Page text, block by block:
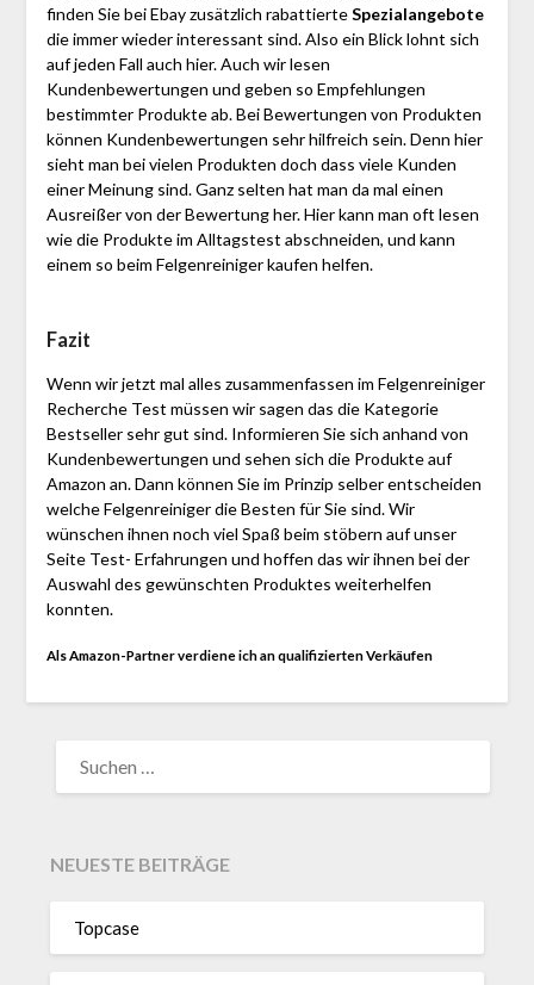
finden Sie bei Ebay zusätzlich rabattierteSpezialangebote
die immer wieder interessant sind. Also ein Blick lohnt sich
auf jeden Fall auch hier. Auch wir lesen
Kundenbewertungen und geben so Empfehlungen
bestimmter Produkte ab. Bei Bewertungen von Produkten
können Kundenbewertungen sehr hilfreich sein. Denn hier
sieht man bei vielen Produkten doch dass viele Kunden
einer Meinung sind. Ganz selten hat man da mal einen
Ausreißer von der Bewertung her. Hier kann man oft lesen
wie die Produkte im Alltagstest abschneiden, und kann
einem so beim Felgenreiniger kaufen helfen.
Fazit
Wenn wir jetzt mal alles zusammenfassen im Felgenreiniger
Recherche Test müssen wir sagen das die Kategorie
Bestseller sehr gut sind. Informieren Sie sich anhand von
Kundenbewertungen und sehen sich die Produkte auf
Amazon an. Dann können Sie im Prinzip selber entscheiden
welche Felgenreiniger die Besten für Sie sind. Wir
wünschen ihnen noch viel Spaß beim stöbern auf unser
Seite Test- Erfahrungen und hoffen das wir ihnen bei der
Auswahl des gewünschten Produktes weiterhelfen
konnten.
Als Amazon-Partner verdiene ich an qualifizierten Verkäufen
NACH:
NEUESTE BEITRÄGE
Topcase